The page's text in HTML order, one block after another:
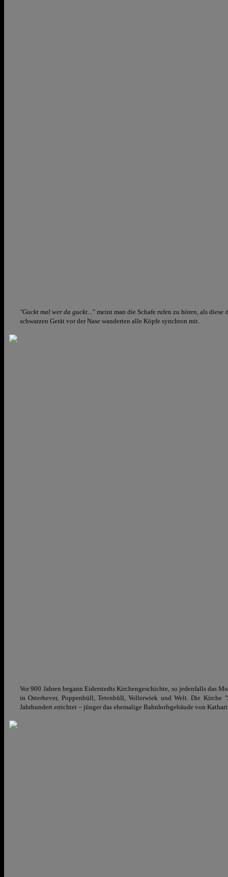
"Guckt mal wer da guckt..." meint man die Schafe rufen zu hören, als
schwarzen Gerät vor der Nase wanderten alle Köpfe synchron mit.
Vor 900 Jahren begann Eiderstedts Kirchengeschichte, so jedenfalls das
in Osterhever, Poppenbüll, Tetenbüll, Vollerwiek und Welt. Die Kirche
Jahrhundert errichtet – jünger das ehemalige Bahnhofsgebäude von